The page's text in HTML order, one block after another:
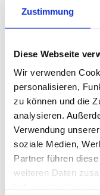
Zustimmung
Diese Webseite
Wir verwenden
personalisieren,
zu können und die
analysieren.
Verwendung
soziale Medien,
Partner führen
weiteren Daten
Unsere